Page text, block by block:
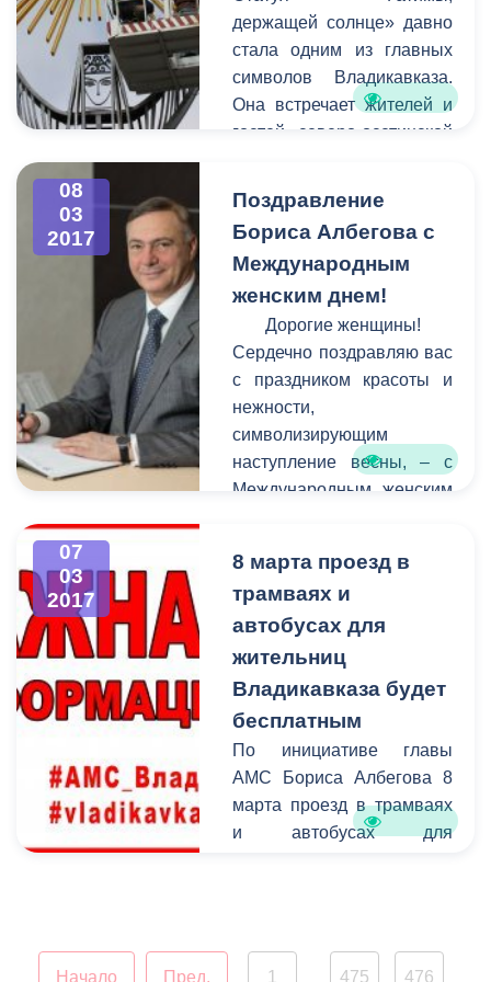
совместно,
закону не имеет права
наводить на них порядок.
держащей солнце» давно
стала одним из главных
символов Владикавказа.
Она встречает жителей и
гостей северо-осетинской
К сожалению, в последние
годы вид сооружения
оставлял желать лучшего -
оно пострадало от
коррозии, стала заметной
усталость металла.
08
03
2017
Поздравление
Бориса Албегова с
Международным
женским днем!
Дорогие женщины!
Сердечно поздравляю вас
с праздником красоты и
нежности,
символизирующим
наступление весны, – с
Международным женским
07
03
2017
8 марта проезд в
трамваях и
автобусах для
жительниц
Владикавказа будет
бесплатным
По инициативе главы
АМС Бориса Албегова 8
марта проезд в трамваях
и автобусах для
для всех
Начало Пред.
1
475 476